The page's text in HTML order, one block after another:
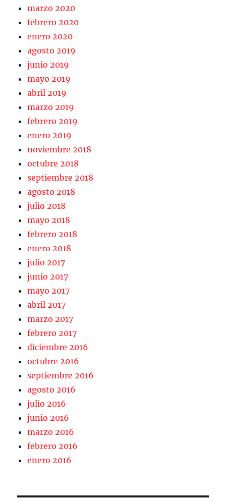
marzo 2020
febrero 2020
enero 2020
agosto 2019
junio 2019
mayo 2019
abril 2019
marzo 2019
febrero 2019
enero 2019
noviembre 2018
octubre 2018
septiembre 2018
agosto 2018
julio 2018
mayo 2018
febrero 2018
enero 2018
julio 2017
junio 2017
mayo 2017
abril 2017
marzo 2017
febrero 2017
diciembre 2016
octubre 2016
septiembre 2016
agosto 2016
julio 2016
junio 2016
marzo 2016
febrero 2016
enero 2016